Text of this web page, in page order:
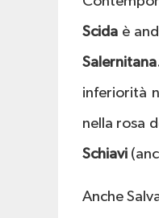
Scida è
inferiorità
nella rosa
Schiavi
Anche